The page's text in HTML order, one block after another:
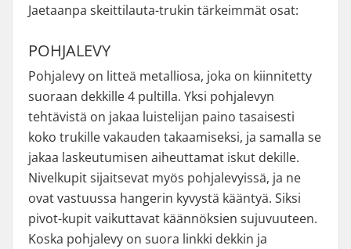
Jaetaanpa skeittilauta-trukin tärkeimmät osat:
POHJALEVY
Pohjalevy on litteä metalliosa, joka on kiinnitetty
suoraan dekkille 4 pultilla. Yksi pohjalevyn
tehtävistä on jakaa luistelijan paino tasaisesti
koko trukille vakauden takaamiseksi, ja samalla se
jakaa laskeutumisen aiheuttamat iskut dekille.
Nivelkupit sijaitsevat myös pohjalevyissä, ja ne
ovat vastuussa hangerin kyvystä kääntyä. Siksi
pivot-kupit vaikuttavat käännöksien sujuvuuteen.
Koska pohjalevy on suora linkki dekkin ja